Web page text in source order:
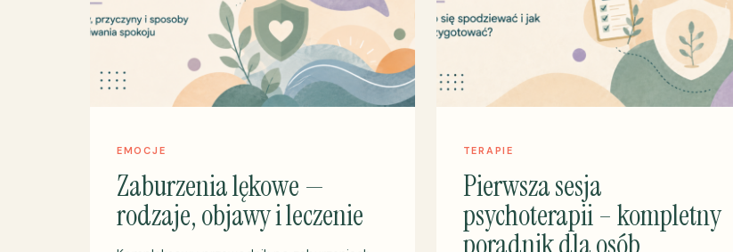
EMOCJE
Zaburzenia lękowe —
rodzaje, objawy i leczenie
TERAPIE
Pierwsza sesja
psychoterapii – kompletny